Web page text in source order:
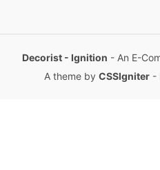
Decorist - Ignition - An E-
A theme by CSSIgniter -